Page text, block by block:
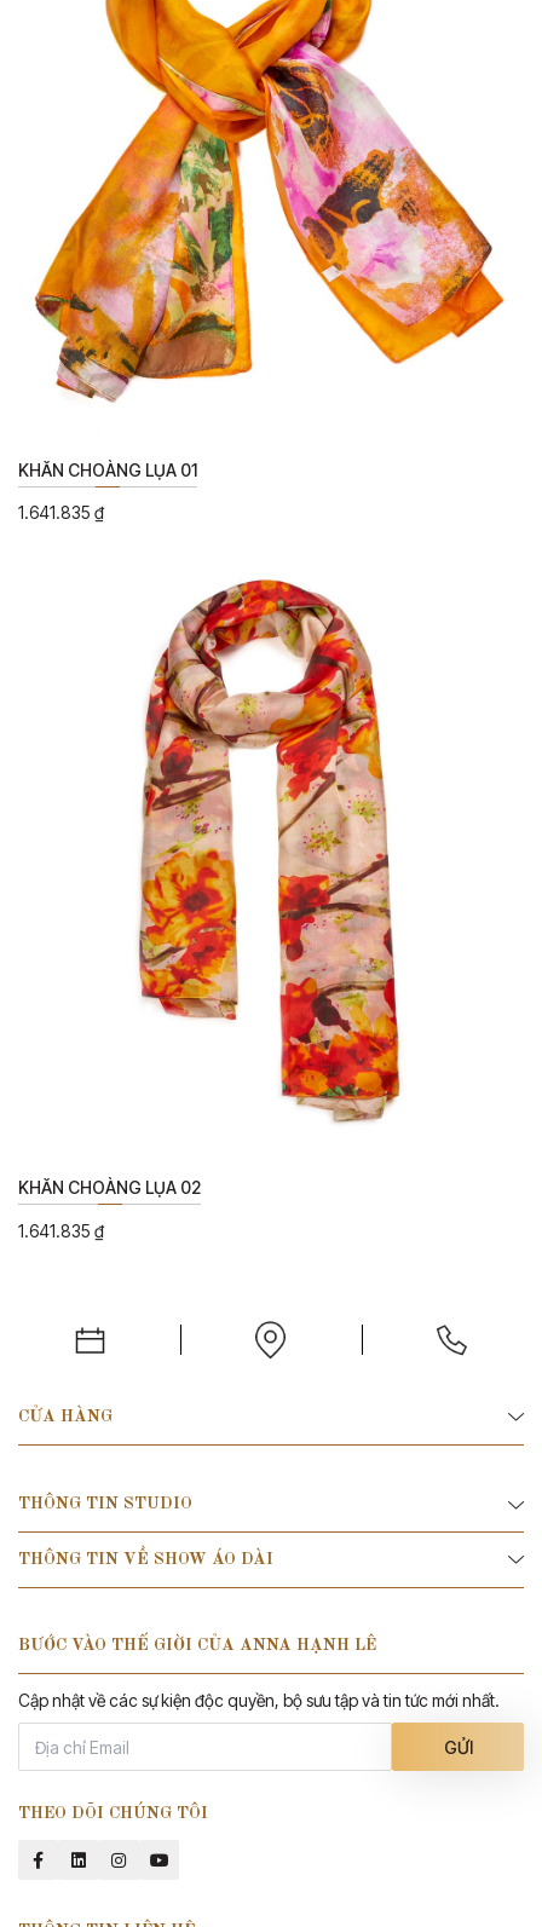
KHĂN CHOÀNG LỤA 01
1.641.835 ₫
KHĂN CHOÀNG LỤA 02
1.641.835 ₫
CỬA HÀNG
THÔNG TIN STUDIO
THÔNG TIN VỀ SHOW ÁO DÀI
BƯỚC VÀO THẾ GIỜI CỦA ANNA HẠNH LÊ
Cập nhật về các sự kiện độc quyền, bộ sưu tập và tin tức mới nhất.
GỬI
THEO DÕI CHÚNG TÔI